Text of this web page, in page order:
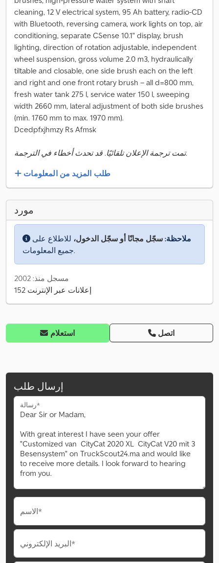
cleaning, 12 V electrical system, 95 Ah battery, radio-CD
with Bluetooth, reversing camera, work lights on top, air
conditioning, separate CSense 10.1" display, brush
lighting, direction of rotation adjustable, independent
wheel suspension, gross volume 2.0 m3, hydraulically
tiltable and closable, one side brush each on the left
and right and one front rotary brush – all d=800 mm,
fresh water tank 275 l, service water 150 l, sweeping
width 2660 mm, lateral adjustment of both side brushes
(min. 1760 mm to max. 1970 mm).
Dcedpfxjhmzy Rs Afmsk
تمت ترجمة الإعلان تلقائيًا. قد تحدث أخطاء في الترجمة.
طلب المزيد من المعلومات
مورد
ملاحظة: سجّل مجانًا أو سجّل الدخول، للاطلاع على
جميع المعلومات.
مسجل منذ: 2002
152 إعلانات عبر الإنترنت
استعلام اتصل
إرسال طلب
رسالة*
الاسم*
البريد الإلكتروني*